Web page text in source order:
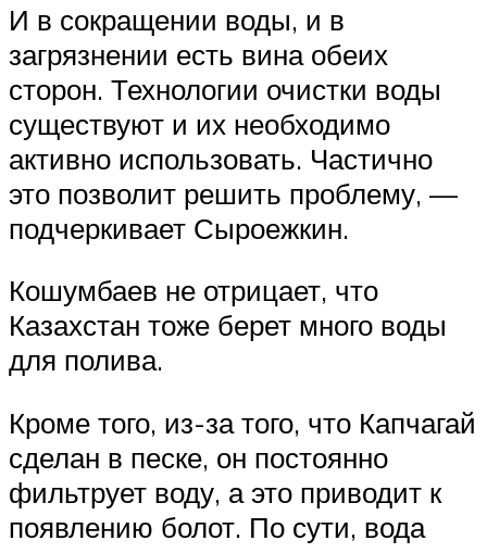
И в сокращении воды, и в
загрязнении есть вина обеих
сторон. Технологии очистки воды
существуют и их необходимо
активно использовать. Частично
это позволит решить проблему, —
подчеркивает Сыроежкин.
Кошумбаев не отрицает, что
Казахстан тоже берет много воды
для полива.
Кроме того, из-за того, что Капчагай
сделан в песке, он постоянно
фильтрует воду, а это приводит к
появлению болот. По сути, вода